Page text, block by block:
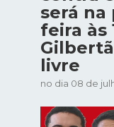
será na
feira às
livre
no dia 08 de